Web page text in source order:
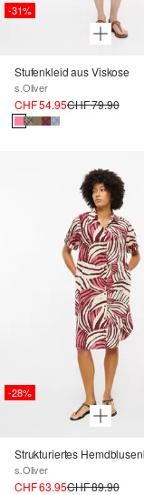
-31%
Stufenkleid aus Viskose
s.Oliver
CHF 54.95CHF 79.90
-28%
Strukturiertes
s.Oliver
CHF 63.95CHF 89.90